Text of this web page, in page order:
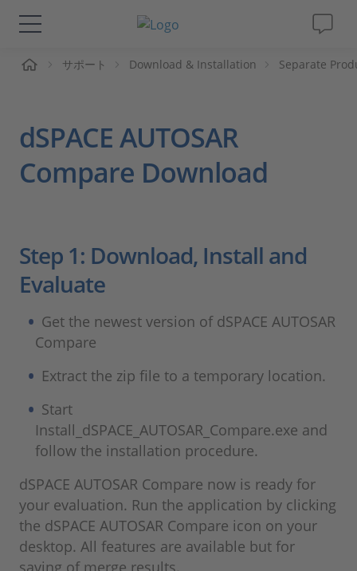
ソリューションと製品
動画
企業情報
サポート Download & Installation Separate
dSPACE AUTOSAR
Compare Download
Step 1: Download, Install and
Evaluate
Get the newest version of dSPACE AUTOSAR
Compare
Extract the zip file to a temporary location.
Start
Install_dSPACE_AUTOSAR_Compare.exe and
follow the installation procedure.
dSPACE AUTOSAR Compare now is ready for
your evaluation. Run the application by clicking
the dSPACE AUTOSAR Compare icon on your
desktop. All features are available but for
saving of merge results.